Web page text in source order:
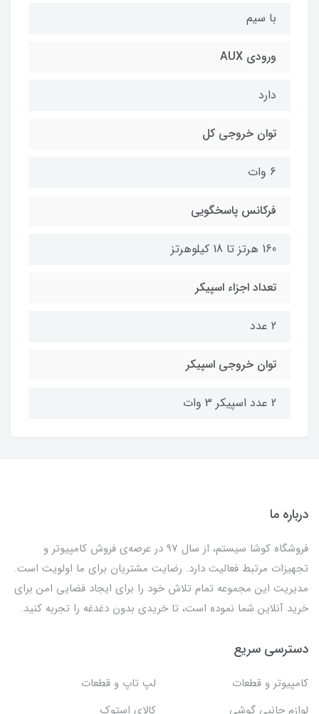
با سیم
ورودی AUX
دارد
توان خروجی کل
6 وات
فرکانس پاسخگویی
160 هرتز تا 18 کیلوهرتز
تعداد اجزاء اسپیکر
2 عدد
توان خروجی اسپیکر
2 عدد اسپیکر 3 وات
درباره ما
فروشگاه کوشا سیستم، از سال 97 در عرصه‌ی فروش کامپیوتر و
تجهیزات مرتبط فعالیت دارد. رضایت مشتریان برای ما اولویت است.
مدیریت این مجموعه تمام تلاش خود را برای ایجاد فضایی امن برای
خرید آنلاین شما نموده است، تا خریدی بدون دغدغه را تجربه کنید.
دسترسی سریع
کامپیوتر و قطعات
لپ تاپ و قطعات
لوازم جانبی گوشی
کالای استوک